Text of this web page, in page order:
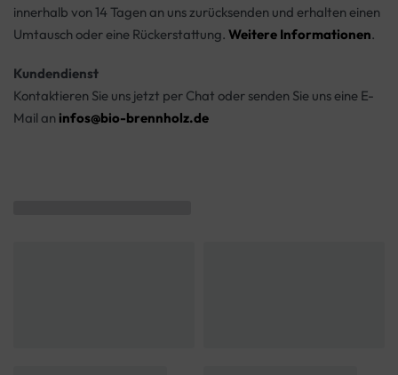
innerhalb von 14 Tagen an uns zurücksenden und erhalten einen
Umtausch oder eine Rückerstattung. Weitere Informationen.
Kundendienst
Kontaktieren Sie uns jetzt per Chat oder senden Sie uns eine E-
Mail an infos@bio-brennholz.de